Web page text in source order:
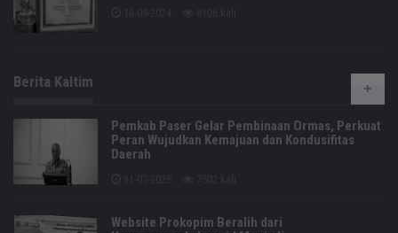
Berita Kaltim
Pemkab Paser Gelar Pembinaan Ormas, Perkuat
Peran Wujudkan Kemajuan dan Kondusifitas
Daerah
Website Prokopim Beralih dari